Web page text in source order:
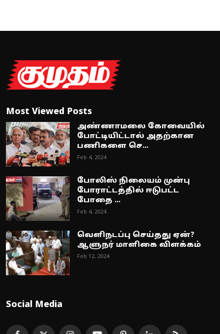
Most Viewed Posts
அண்ணாமலை கோவையில்
போட்டியிட்டால் அதற்கான
பணிகளை செ...
Feb 4, 2024
போலிஸ் நிலையம் முன்பு
போராட்டத்தில் ஈடுபட்ட
போதை ...
Feb 4, 2024
வெளிநடப்பு செய்தது ஏன்?
ஆளுநர் மாளிகை விளக்கம்
Feb 12, 2024
Social Media